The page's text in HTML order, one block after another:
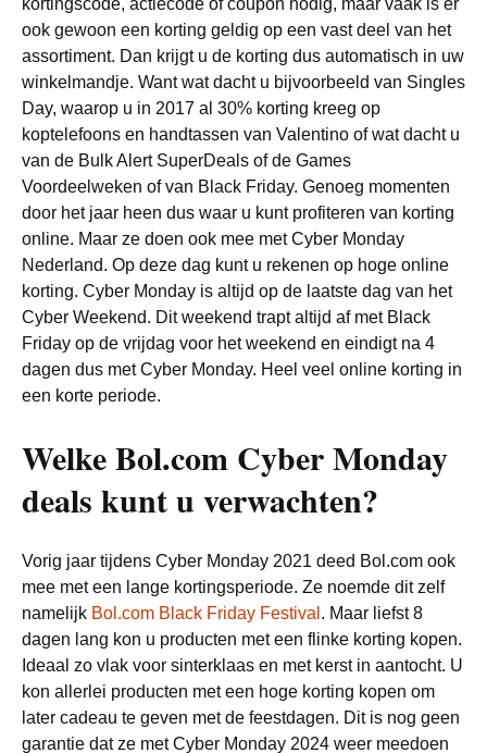
kortingscode, actiecode of coupon nodig, maar vaak is er
ook gewoon een korting geldig op een vast deel van het
assortiment. Dan krijgt u de korting dus automatisch in uw
winkelmandje. Want wat dacht u bijvoorbeeld van Singles
Day, waarop u in 2017 al 30% korting kreeg op
koptelefoons en handtassen van Valentino of wat dacht u
van de Bulk Alert SuperDeals of de Games
Voordeelweken of van Black Friday. Genoeg momenten
door het jaar heen dus waar u kunt profiteren van korting
online. Maar ze doen ook mee met Cyber Monday
Nederland. Op deze dag kunt u rekenen op hoge online
korting. Cyber Monday is altijd op de laatste dag van het
Cyber Weekend. Dit weekend trapt altijd af met Black
Friday op de vrijdag voor het weekend en eindigt na 4
dagen dus met Cyber Monday. Heel veel online korting in
een korte periode.
Welke Bol.com Cyber Monday
deals kunt u verwachten?
Vorig jaar tijdens Cyber Monday 2021 deed Bol.com ook
mee met een lange kortingsperiode. Ze noemde dit zelf
namelijk Bol.com Black Friday Festival . Maar liefst 8
dagen lang kon u producten met een flinke korting kopen.
Ideaal zo vlak voor sinterklaas en met kerst in aantocht. U
kon allerlei producten met een hoge korting kopen om
later cadeau te geven met de feestdagen. Dit is nog geen
garantie dat ze met Cyber Monday 2024 weer meedoen